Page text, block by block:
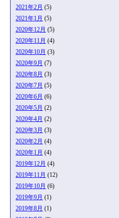
2021年2月 (5)
2021年1月 (5)
2020年12月 (5)
2020年11月 (4)
2020年10月 (3)
2020年9月 (7)
2020年8月 (3)
2020年7月 (5)
2020年6月 (6)
2020年5月 (2)
2020年4月 (2)
2020年3月 (3)
2020年2月 (4)
2020年1月 (4)
2019年12月 (4)
2019年11月 (12)
2019年10月 (6)
2019年9月 (1)
2019年8月 (1)